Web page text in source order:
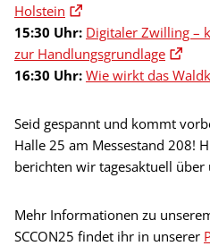
Holstein
15:30 Uhr: Digitaler Zwilling –
zur Handlungsgrundlage
16:30 Uhr: Wie wirkt das
Seid gespannt und kommt
Halle 25 am Messestand 208!
berichten wir tagesaktuell über
Mehr Informationen zu
SCCON25 findet ihr in unserer